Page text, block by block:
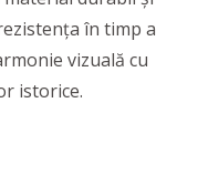
în timp a
vizuală cu
istorice.